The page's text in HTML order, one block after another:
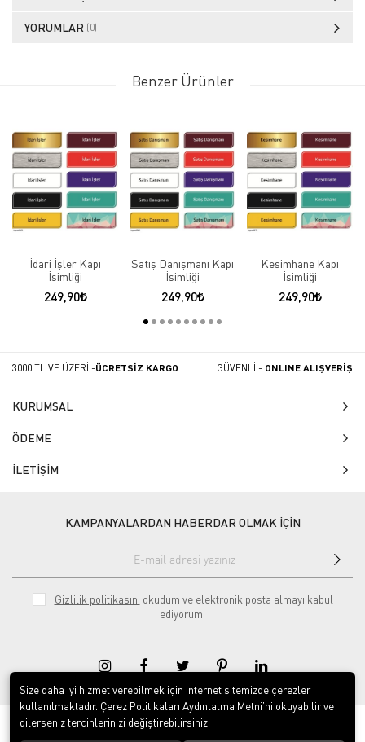
YORUMLAR (0)
Benzer Ürünler
İdari İşler Kapı
İsimliği
249,90
Satış Danışmanı Kapı
İsimliği
249,90
Kesimhane Kapı
İsimliği
249,90
3000 TL VE ÜZERİ -ÜCRETSİZ KARGO GÜVENLİ - ONLINE ALIŞVERİŞ
KURUMSAL
ÖDEME
İLETİŞİM
KAMPANYALARDAN HABERDAR OLMAK İÇİN
Gizlilik politikasını okudum ve elektronik posta almayı kabul
ediyorum.
© 2020Isg Tabelam. Tüm hakları saklıdır.
Size daha iyi hizmet verebilmek için internet sitemizde çerezler
kullanılmaktadır. Çerez Politikaları Aydınlatma Metni’ni okuyabilir ve
dilerseniz tercihlerinizi değiştirebilirsiniz.